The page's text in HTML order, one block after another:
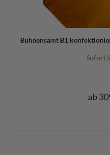
Bühnensamt B1
Sofort
ab